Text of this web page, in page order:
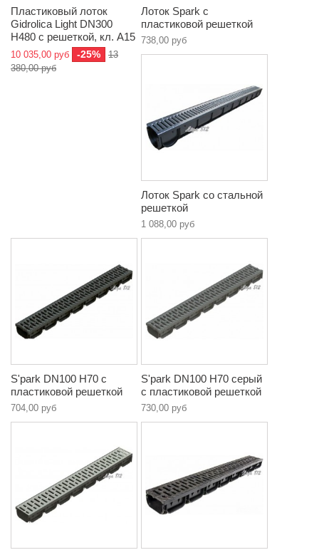
Пластиковый лоток
Gidrolica Light DN300
Н480 с решеткой, кл. A15
10 035,00 руб -25%
13
380,00 руб
Лоток Spark с
пластиковой решеткой
738,00 руб
Лоток Spark со стальной
решеткой
1 088,00 руб
S'park DN100 H70 c
пластиковой решеткой
704,00 руб
S'park DN100 H70 серый
c пластиковой решеткой
730,00 руб